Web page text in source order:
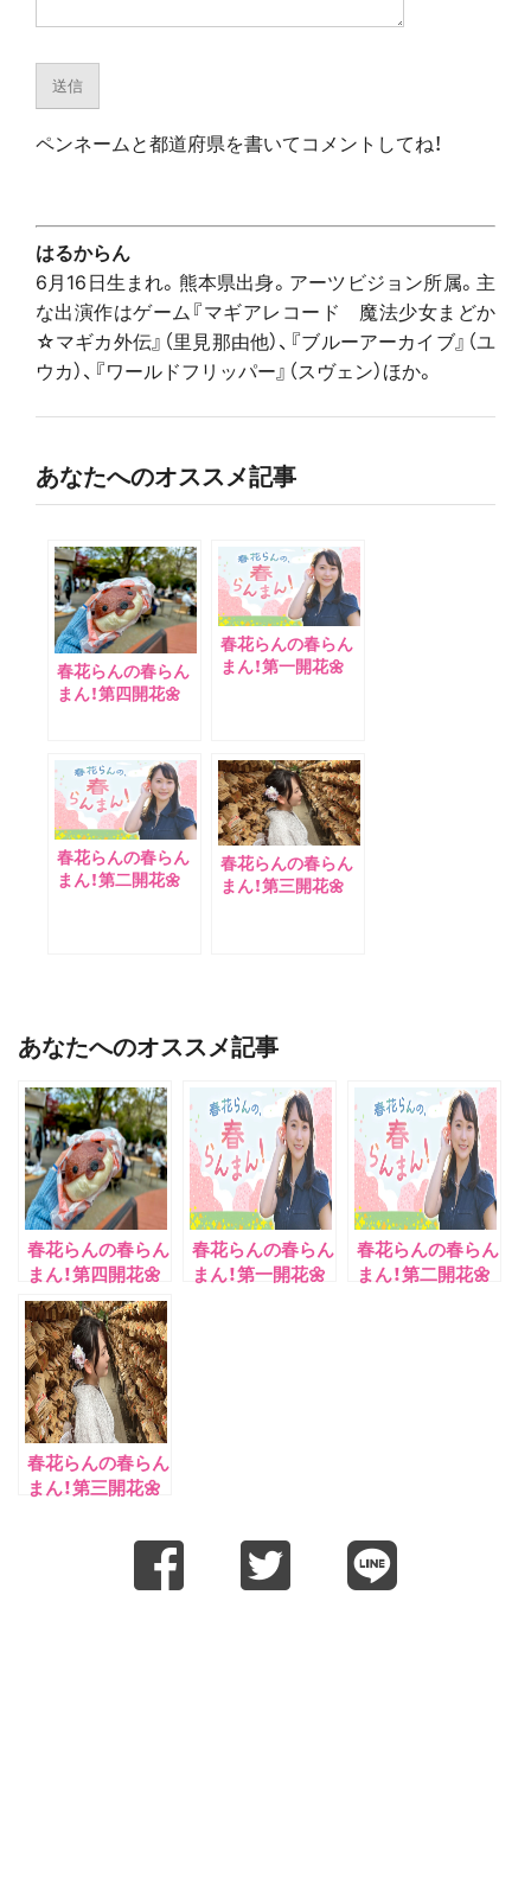
ペンネームと都道府県を書いてコメントしてね！
はるからん
6月16日生まれ。熊本県出身。アーツビジョン所属。主
な出演作はゲーム『マギアレコード 魔法少女まどか
☆マギカ外伝』（里見那由他）、『ブルーアーカイブ』（ユ
ウカ）、『ワールドフリッパー』（スヴェン）ほか。
あなたへのオススメ記事
春花らんの春らん
まん！第四開花🌼
春花らんの春らん
まん！第一開花🌼
春花らんの春らん
まん！第二開花🌼
春花らんの春らん
まん！第三開花🌼
あなたへのオススメ記事
春花らんの春らん
まん！第四開花🌼
春花らんの春らん
まん！第一開花🌼
春花らんの春らん
まん！第二開花🌼
春花らんの春らん
まん！第三開花🌼